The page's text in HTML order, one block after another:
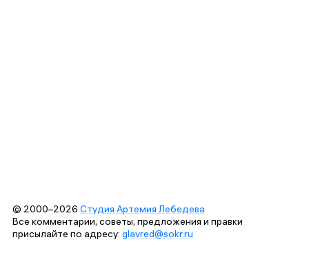
© 2000–2026 Студия Артемия Лебедева
Все комментарии, советы, предложения и правки
присылайте по адресу: glavred@sokr.ru